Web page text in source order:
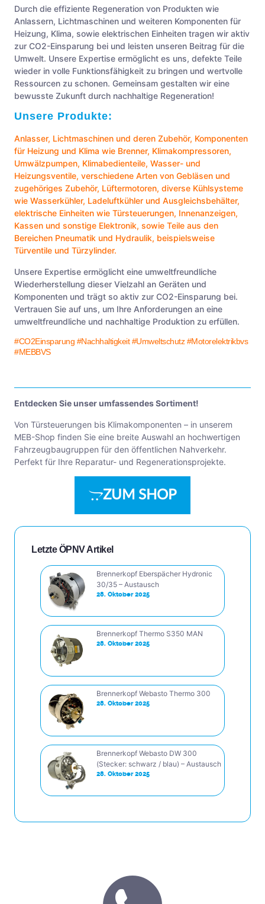
Durch die effiziente Regeneration von Produkten wie
Anlassern, Lichtmaschinen und weiteren Komponenten für
Heizung, Klima, sowie elektrischen Einheiten tragen wir aktiv
zur CO2-Einsparung bei und leisten unseren Beitrag für die
Umwelt. Unsere Expertise ermöglicht es uns, defekte Teile
wieder in volle Funktionsfähigkeit zu bringen und wertvolle
Ressourcen zu schonen. Gemeinsam gestalten wir eine
bewusste Zukunft durch nachhaltige Regeneration!
Unsere Produkte:
Anlasser, Lichtmaschinen und deren Zubehör, Komponenten
für Heizung und Klima wie Brenner, Klimakompressoren,
Umwälzpumpen, Klimabedienteile, Wasser- und
Heizungsventile, verschiedene Arten von Gebläsen und
zugehöriges Zubehör, Lüftermotoren, diverse Kühlsysteme
wie Wasserkühler, Ladeluftkühler und Ausgleichsbehälter,
elektrische Einheiten wie Türsteuerungen, Innenanzeigen,
Kassen und sonstige Elektronik, sowie Teile aus den
Bereichen Pneumatik und Hydraulik, beispielsweise
Türventile und Türzylinder.
Unsere Expertise ermöglicht eine umweltfreundliche
Wiederherstellung dieser Vielzahl an Geräten und
Komponenten und trägt so aktiv zur CO2-Einsparung bei.
Vertrauen Sie auf uns, um Ihre Anforderungen an eine
umweltfreundliche und nachhaltige Produktion zu erfüllen.
#CO2Einsparung #Nachhaltigkeit #Umweltschutz #Motorelektrikbvs
#MEBBVS
Entdecken Sie unser umfassendes Sortiment!
Von Türsteuerungen bis Klimakomponenten – in unserem
MEB-Shop finden Sie eine breite Auswahl an hochwertigen
Fahrzeugbaugruppen für den öffentlichen Nahverkehr.
Perfekt für Ihre Reparatur- und Regenerationsprojekte.
ZUM SHOP
Letzte ÖPNV Artikel
Brennerkopf Eberspächer Hydronic
30/35 – Austausch
28. Oktober 2025
Brennerkopf Thermo S350 MAN
28. Oktober 2025
Brennerkopf Webasto Thermo 300
28. Oktober 2025
Brennerkopf Webasto DW 300
(Stecker: schwarz / blau) – Austausch
28. Oktober 2025